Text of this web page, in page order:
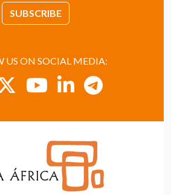
SUBSCRIBE
US ON SOCIAL MEDIA: